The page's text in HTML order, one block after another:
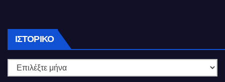
ΙΣΤΟΡΙΚΌ Ιστορικό